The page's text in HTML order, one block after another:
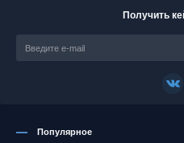
Получить
Популярное